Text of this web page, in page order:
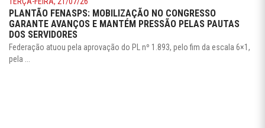
PLANTÃO FENASPS: MOBILIZAÇÃO NO CONGRESSO
GARANTE AVANÇOS E MANTÉM PRESSÃO PELAS PAUTAS
DOS SERVIDORES
Federação atuou pela aprovação do PL nº 1.893, pelo fim da escala 6×1,
pela ...